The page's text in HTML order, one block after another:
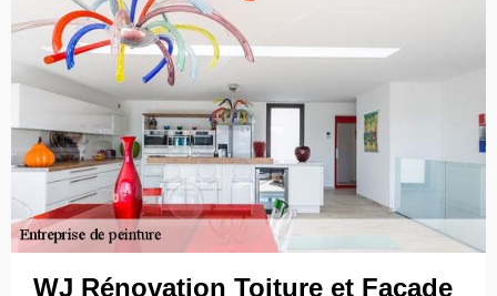
WJ Rénovation Toiture et Façade